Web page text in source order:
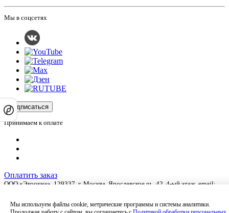
Мы в соцсетях
Подписаться
Принимаем к оплате
Оплатить заказ
ООО «Экоокна», 129337, г. Москва Ярославское ш., 42 , 4-ый этаж, email:
Оставляя на сайте свои контактные данные, Вы даете согласие на обработку
своих персональных данных в соответствии сполитикой
Мы используем файлы cookie, метрические программы и системы аналитики.